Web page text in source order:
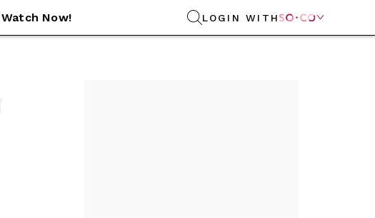
Watch Now! LOGIN WITH 